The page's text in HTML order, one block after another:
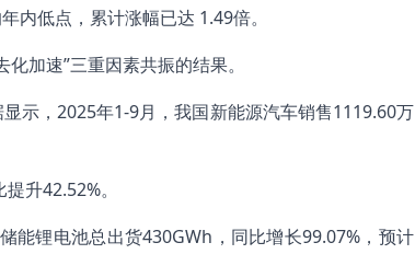
内低点，累计涨幅已达 1.49倍。
加速”三重因素共振的结果。
示，2025年1-9月，我国新能源汽车销售1119.60万
升42.52%。
能锂电池总出货430GWh，同比增长99.07%，预计